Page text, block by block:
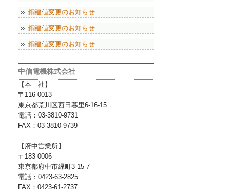
銅建値変更のお知らせ
銅建値変更のお知らせ
銅建値変更のお知らせ
中信電機株式会社
【本 社】
〒116-0013
東京都荒川区西日暮里6-16-15
電話：03-3810-9731
FAX：03-3810-9739
【府中営業所】
〒183-0006
東京都府中市緑町3-15-7
電話：0423-63-2825
FAX：0423-61-2737